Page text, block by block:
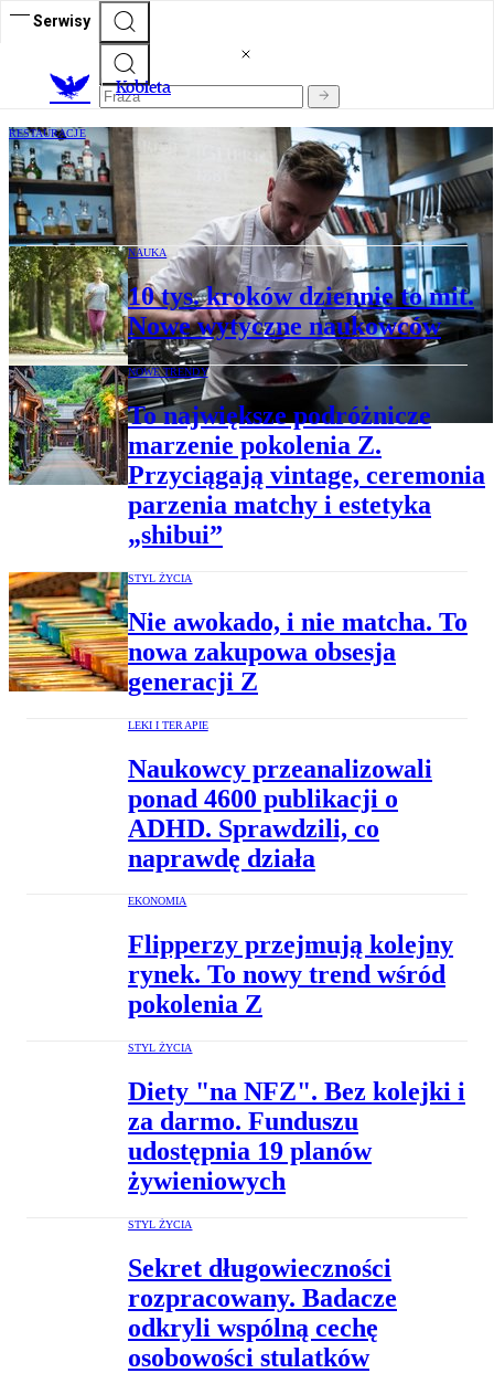
Serwisy
Kobieta
RESTAURACJE
Słynny polski szef kuchni otwiera nowy
lokal. Goście poczują się zaskoczeni
NAUKA
10 tys. kroków dziennie to mit.
Nowe wytyczne naukowców
NOWE TRENDY
To największe podróżnicze
marzenie pokolenia Z.
Przyciągają vintage, ceremonia
parzenia matchy i estetyka
„shibui”
STYL ŻYCIA
Nie awokado, i nie matcha. To
nowa zakupowa obsesja
generacji Z
LEKI I TERAPIE
Naukowcy przeanalizowali
ponad 4600 publikacji o
ADHD. Sprawdzili, co
naprawdę działa
EKONOMIA
Flipperzy przejmują kolejny
rynek. To nowy trend wśród
pokolenia Z
STYL ŻYCIA
Diety "na NFZ". Bez kolejki i
za darmo. Funduszu
udostępnia 19 planów
żywieniowych
STYL ŻYCIA
Sekret długowieczności
rozpracowany. Badacze
odkryli wspólną cechę
osobowości stulatków